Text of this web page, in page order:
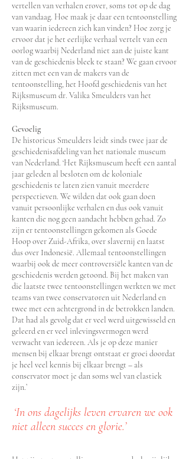
vertellen van verhalen erover, soms tot op de dag
van vandaag. Hoe maak je daar een tentoonstelling
van waarin iedereen zich kan vinden? Hoe zorg je
ervoor dat je het eerlijke verhaal vertelt van een
oorlog waarbij Nederland niet aan de juiste kant
van de geschiedenis bleek te staan? We gaan ervoor
zitten met een van de makers van de
tentoonstelling, het Hoofd geschiedenis van het
Rijksmuseum dr. Valika Smeulders van het
Rijksmuseum.
Gevoelig
De historicus Smeulders leidt sinds twee jaar de
geschiedenisafdeling van het nationale museum
van Nederland. ‘Het Rijksmuseum heeft een aantal
jaar geleden al besloten om de koloniale
geschiedenis te laten zien vanuit meerdere
perspectieven. We wilden dat ook gaan doen
vanuit persoonlijke verhalen en dus ook vanuit
kanten die nog geen aandacht hebben gehad. Zo
zijn er tentoonstellingen gekomen als Goede
Hoop over Zuid-Afrika, over slavernij en laatst
dus over Indonesië. Allemaal tentoonstellingen
waarbij ook de meer controversiële kanten van de
geschiedenis werden getoond. Bij het maken van
die laatste twee tentoonstellingen werkten we met
teams van twee conservatoren uit Nederland en
twee met een achtergrond in de betrokken landen.
Dat had als gevolg dat er veel werd uitgewisseld en
geleerd en er veel inlevingsvermogen werd
verwacht van iedereen. Als je op deze manier
mensen bij elkaar brengt ontstaat er groei doordat
je heel veel kennis bij elkaar brengt – als
conservator moet je dan soms wel van elastiek
zijn.’
‘In ons dagelijks leven ervaren we ook
niet alleen succes en glorie.’